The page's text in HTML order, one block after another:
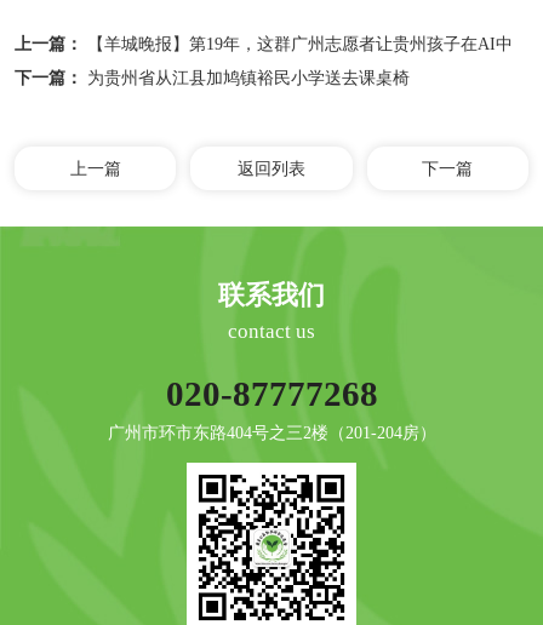
上一篇：
【羊城晚报】第19年，这群广州志愿者让贵州孩子在AI中
看到梦想的模样
下一篇： 为贵州省从江县加鸠镇裕民小学送去课桌椅
上一篇 返回列表 下一篇
联系我们
contact us
020-87777268
广州市环市东路404号之三2楼（201-204房）